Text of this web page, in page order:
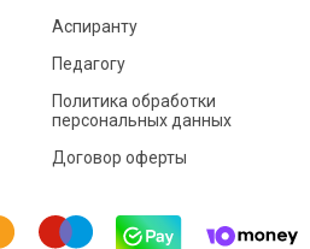
Аспиранту
Педагогу
Политика обработки
персональных данных
Договор оферты